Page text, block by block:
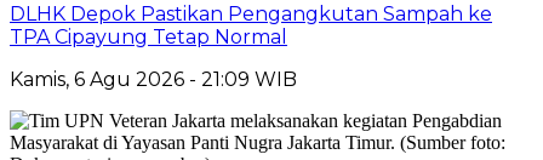
DLHK Depok Pastikan Pengangkutan Sampah ke
TPA Cipayung Tetap Normal
Kamis, 6 Agu 2026 - 21:09 WIB